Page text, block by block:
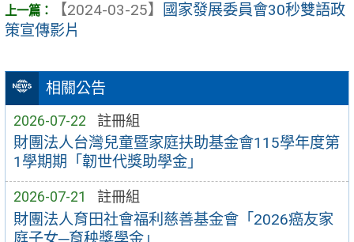
相關公告
2026-07-22 註冊組
財團法人台灣兒童暨家庭扶助基金會115學年度第
1學期期「韌世代獎助學金」
2026-07-21 註冊組
財團法人育田社會福利慈善基金會「2026癌友家
【2024-03-25】
國家發展委員會30秒雙語政
策宣傳影片